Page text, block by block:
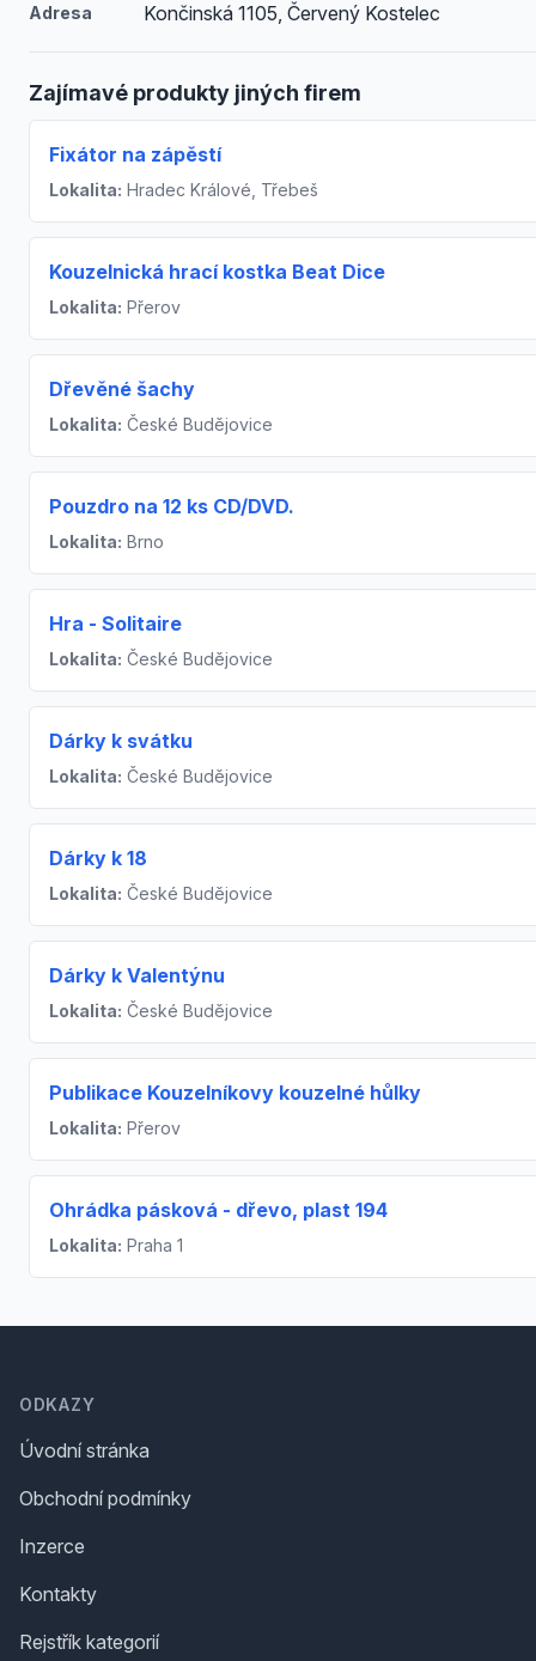
Adresa Končinská 1105, Červený Kostelec
Zajímavé produkty jiných firem
Fixátor na zápěstí
Lokalita: Hradec Králové, Třebeš
Kouzelnická hrací kostka Beat Dice
Lokalita: Přerov
Dřevěné šachy
Lokalita: České Budějovice
Pouzdro na 12 ks CD/DVD.
Lokalita: Brno
Hra - Solitaire
Lokalita: České Budějovice
Dárky k svátku
Lokalita: České Budějovice
Dárky k 18
Lokalita: České Budějovice
Dárky k Valentýnu
Lokalita: České Budějovice
Publikace Kouzelníkovy kouzelné hůlky
Lokalita: Přerov
Ohrádka pásková - dřevo, plast 194
Lokalita: Praha 1
ODKAZY
Úvodní stránka
Obchodní podmínky
Inzerce
Kontakty
Rejstřík kategorií